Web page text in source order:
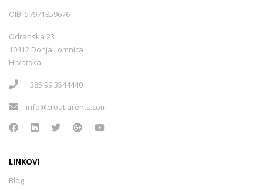
OIB: 57971859676
Odranska 23
10412 Donja Lomnica
Hrvatska
+385 99 3544440
info@croatiarents.com
LINKOVI
Blog